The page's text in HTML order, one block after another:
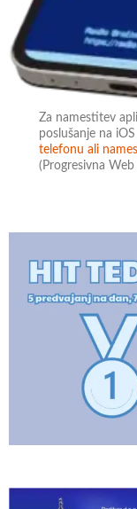
Za namestitev
poslušanje na
telefonu ali
(Progresivna Web